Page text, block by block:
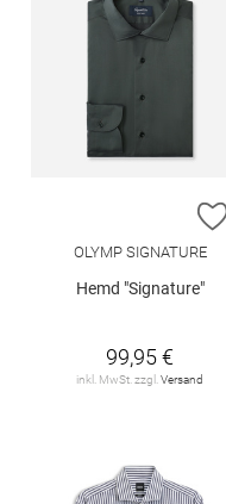
OLYMP SIGNATURE
Hemd "Signature"
99,95 €
inkl. MwSt. zzgl. Versand